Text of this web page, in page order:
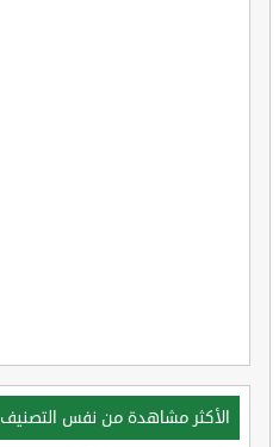
الأكثر مشاهدة من نفس التصنيف